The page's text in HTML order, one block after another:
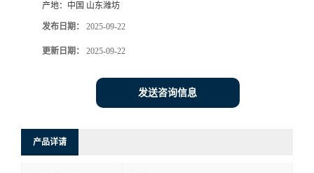
产地： 中国 山东潍坊
发布日期： 2025-09-22
更新日期： 2025-09-22
发送咨询信息
产品详请